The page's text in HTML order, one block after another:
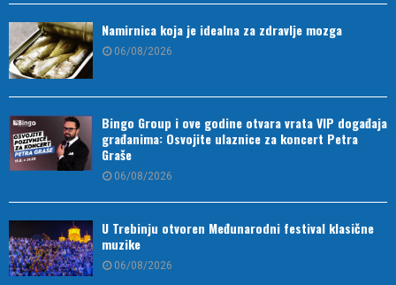
Namirnica koja je idealna za zdravlje mozga
06/08/2026
Bingo Group i ove godine otvara vrata VIP događaja
građanima: Osvojite ulaznice za koncert Petra
Graše
06/08/2026
U Trebinju otvoren Međunarodni festival klasične
muzike
06/08/2026